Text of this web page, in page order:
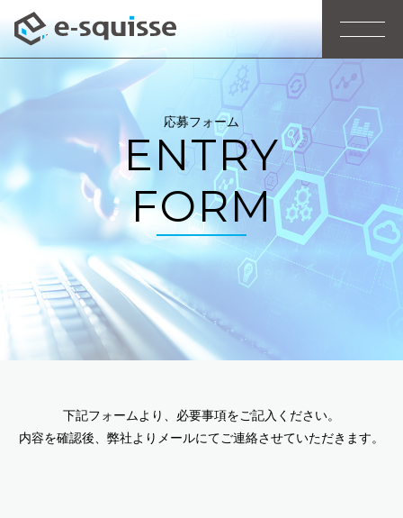
ENTRY
FORM
応募フォーム
下記フォームより、必要事項をご記入ください。
内容を確認後、弊社よりメールにてご連絡させていただきます。